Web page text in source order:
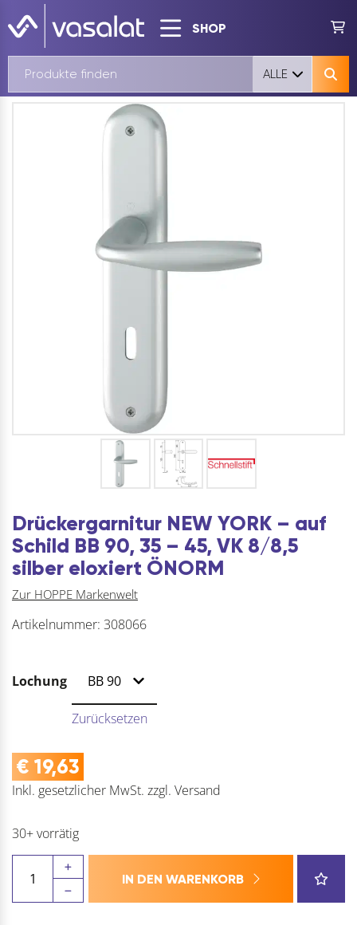
SHOP
ALLE
Drückergarnitur NEW YORK – auf
Schild BB 90, 35 – 45, VK 8/8,5
silber eloxiert ÖNORM
Zur HOPPE Markenwelt
Artikelnummer: 308066
Lochung
Zurücksetzen
€ 19,63
Inkl. gesetzlicher MwSt. zzgl. Versand
30+ vorrätig
Drückergarnitur
NEW
IN DEN WARENKORB